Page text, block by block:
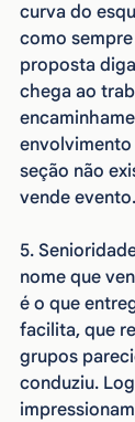
curva do
como
proposta
chega ao
envolvimento
seção não
vende evento.
5.
nome que
é o que
facilita, que
grupos
conduziu.